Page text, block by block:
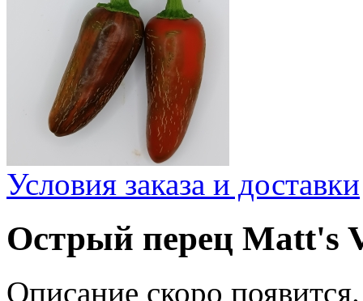
Условия заказа и доставки
Острый перец Matt's
Описание скоро появится.